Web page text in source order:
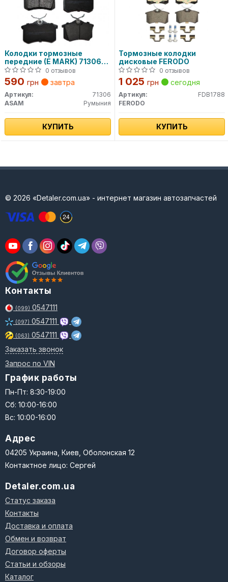
Колодки тормозные
передние (E MARK) 71306
ASAM
0 отзывов
590 грн завтра
Артикул:
71306
ASAM
Румыния
КУПИТЬ
Тормозные колодки
дисковые FERODO
0 отзывов
1 025 грн сегодня
Артикул:
FDB1788
FERODO
КУПИТЬ
© 2026 «Detaler.com.ua» - интернет магазин автозапчастей
Контакты
(099) 0547111
(097) 0547111
(063) 0547111
Заказать звонок
Запрос по VIN
График работы
Пн-Пт: 8:30-19:00
Сб: 10:00-16:00
Вс: 10:00-16:00
Адрес
04205 Украина, Киев, Оболонская 12
Контактное лицо: Сергей
Detaler.com.ua
Статус заказа
Контакты
Доставка и оплата
Обмен и возврат
Договор оферты
Статьи и обзоры
Каталог